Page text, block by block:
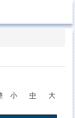
小 中
大